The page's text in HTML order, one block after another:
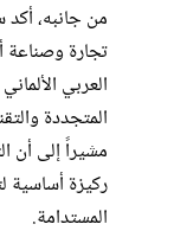
من جانبه،
تجارة وصناعة
العربي
المتجددة
مشيراً إلى أن
ركيزة أساسية
المستدامة.